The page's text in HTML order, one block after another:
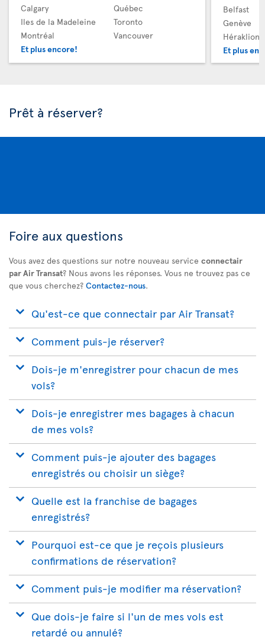
Calgary
Iles de la Madeleine
Montréal
Et plus encore!
Québec
Toronto
Vancouver
Belfast
Genève
Héraklion
Et plus
Prêt à réserver?
Foire aux questions
Vous avez des questions sur notre nouveau service connectair
par Air Transat? Nous avons les réponses. Vous ne trouvez pas ce
que vous cherchez? Contactez-nous.
Qu'est-ce que connectair par Air Transat?
Comment puis-je réserver?
Dois-je m'enregistrer pour chacun de mes
vols?
Dois-je enregistrer mes bagages à chacun
de mes vols?
Comment puis-je ajouter des bagages
enregistrés ou choisir un siège?
Quelle est la franchise de bagages
enregistrés?
Pourquoi est-ce que je reçois plusieurs
confirmations de réservation?
Comment puis-je modifier ma réservation?
Que dois-je faire si l'un de mes vols est
retardé ou annulé?